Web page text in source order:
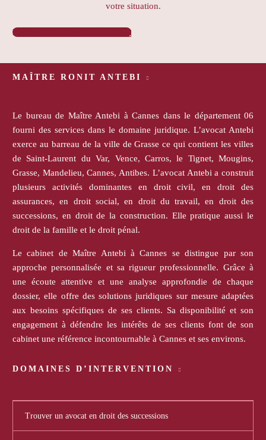
votre situation.
PRENDRE RENDEZ-VOUS 
MAÎTRE RONIT ANTEBI
Le bureau de Maître Antebi à Cannes dans le département 06
fourni des services dans le domaine juridique. L’avocat Antebi
exerce au barreau de la ville de Grasse ce qui contient les villes
de Saint-Laurent du Var, Vence, Carros, le Tignet, Mougins,
Grasse, Mandelieu, Cannes, Antibes. L’avocat Antebi a construit
plusieurs activités dominantes en droit civil, en droit des
assurances, en droit social, en droit du travail, en droit des
successions, en droit de la construction. Elle pratique aussi le
droit de la famille et le droit pénal.
Le cabinet de Maître Antebi à Cannes se distingue par son
approche personnalisée et sa rigueur professionnelle. Grâce à
une écoute attentive et une analyse approfondie de chaque
dossier, elle offre des solutions juridiques sur mesure adaptées
aux besoins spécifiques de ses clients. Sa disponibilité et son
engagement à défendre les intérêts de ses clients font de son
cabinet une référence incontournable à Cannes et ses environs.
DOMAINES D’INTERVENTION
Trouver un avocat en droit des successions